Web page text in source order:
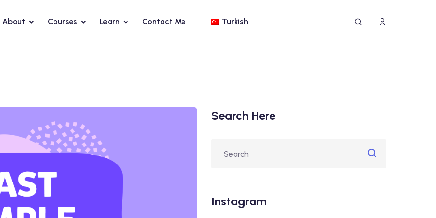
About Courses Learn Contact Me Turkish
Search Here
Instagram